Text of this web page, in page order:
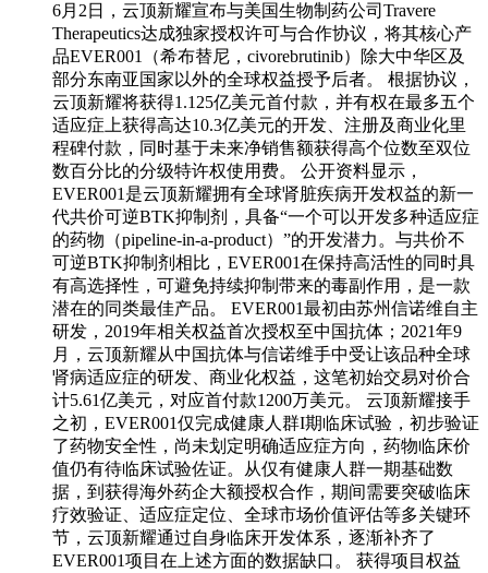
6月2日，云顶新耀宣布与美国生物制药公司Travere
Therapeutics达成独家授权许可与合作协议，将其核心产
品EVER001（希布替尼，civorebrutinib）除大中华区及
部分东南亚国家以外的全球权益授予后者。 根据协议，
云顶新耀将获得1.125亿美元首付款，并有权在最多五个
适应症上获得高达10.3亿美元的开发、注册及商业化里
程碑付款，同时基于未来净销售额获得高个位数至双位
数百分比的分级特许权使用费。 公开资料显示，
EVER001是云顶新耀拥有全球肾脏疾病开发权益的新一
代共价可逆BTK抑制剂，具备“一个可以开发多种适应症
的药物（pipeline-in-a-product）”的开发潜力。与共价不
可逆BTK抑制剂相比，EVER001在保持高活性的同时具
有高选择性，可避免持续抑制带来的毒副作用，是一款
潜在的同类最佳产品。 EVER001最初由苏州信诺维自主
研发，2019年相关权益首次授权至中国抗体；2021年9
月，云顶新耀从中国抗体与信诺维手中受让该品种全球
肾病适应症的研发、商业化权益，这笔初始交易对价合
计5.61亿美元，对应首付款1200万美元。 云顶新耀接手
之初，EVER001仅完成健康人群I期临床试验，初步验证
了药物安全性，尚未划定明确适应症方向，药物临床价
值仍有待临床试验佐证。从仅有健康人群一期基础数
据，到获得海外药企大额授权合作，期间需要突破临床
疗效验证、适应症定位、全球市场价值评估等多关键环
节，云顶新耀通过自身临床开发体系，逐渐补齐了
EVER001项目在上述方面的数据缺口。 获得项目权益